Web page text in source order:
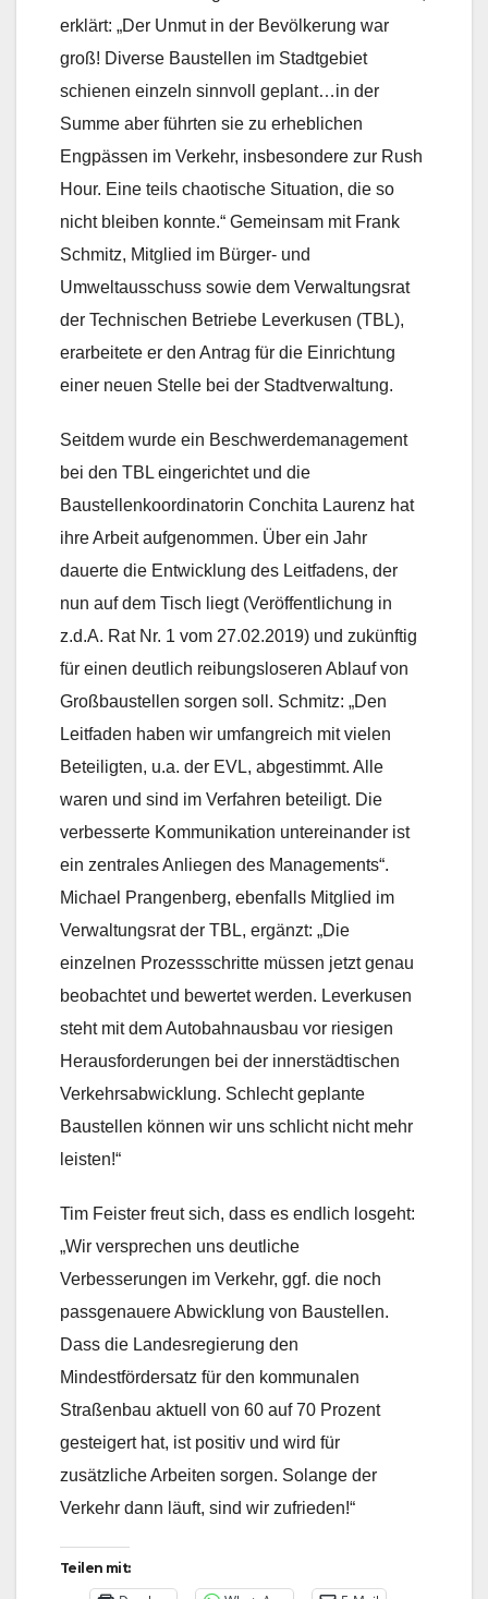
erklärt: „Der Unmut in der Bevölkerung war
groß! Diverse Baustellen im Stadtgebiet
schienen einzeln sinnvoll geplant…in der
Summe aber führten sie zu erheblichen
Engpässen im Verkehr, insbesondere zur Rush
Hour. Eine teils chaotische Situation, die so
nicht bleiben konnte.“ Gemeinsam mit Frank
Schmitz, Mitglied im Bürger- und
Umweltausschuss sowie dem Verwaltungsrat
der Technischen Betriebe Leverkusen (TBL),
erarbeitete er den Antrag für die Einrichtung
einer neuen Stelle bei der Stadtverwaltung.
Seitdem wurde ein Beschwerdemanagement
bei den TBL eingerichtet und die
Baustellenkoordinatorin Conchita Laurenz hat
ihre Arbeit aufgenommen. Über ein Jahr
dauerte die Entwicklung des Leitfadens, der
nun auf dem Tisch liegt (Veröffentlichung in
z.d.A. Rat Nr. 1 vom 27.02.2019) und zukünftig
für einen deutlich reibungsloseren Ablauf von
Großbaustellen sorgen soll. Schmitz: „Den
Leitfaden haben wir umfangreich mit vielen
Beteiligten, u.a. der EVL, abgestimmt. Alle
waren und sind im Verfahren beteiligt. Die
verbesserte Kommunikation untereinander ist
ein zentrales Anliegen des Managements“.
Michael Prangenberg, ebenfalls Mitglied im
Verwaltungsrat der TBL, ergänzt: „Die
einzelnen Prozessschritte müssen jetzt genau
beobachtet und bewertet werden. Leverkusen
steht mit dem Autobahnausbau vor riesigen
Herausforderungen bei der innerstädtischen
Verkehrsabwicklung. Schlecht geplante
Baustellen können wir uns schlicht nicht mehr
leisten!“
Tim Feister freut sich, dass es endlich losgeht:
„Wir versprechen uns deutliche
Verbesserungen im Verkehr, ggf. die noch
passgenauere Abwicklung von Baustellen.
Dass die Landesregierung den
Mindestfördersatz für den kommunalen
Straßenbau aktuell von 60 auf 70 Prozent
gesteigert hat, ist positiv und wird für
zusätzliche Arbeiten sorgen. Solange der
Verkehr dann läuft, sind wir zufrieden!“
Teilen mit: